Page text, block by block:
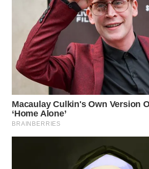
WAHANA
UMKM
WAHANA
SELEB
PERSONA
WAHANA
OTOMOTIF